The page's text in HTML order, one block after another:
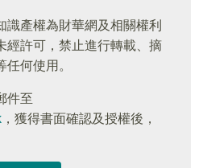
識產權為財華網及相關權利
經許可，禁止進行轉載、摘
何使用。
件至
，獲得書面確認及授權後，